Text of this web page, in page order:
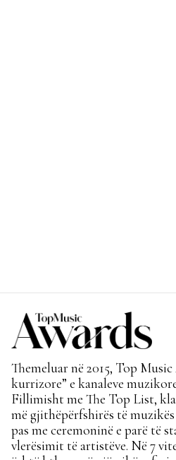
Themeluar në 2015, Top
kurrizore” e kanaleve
Fillimisht me The Top List,
më gjithëpërfshirës të
pas me ceremoninë e parë të
vlerësimit të artistëve. Në 7